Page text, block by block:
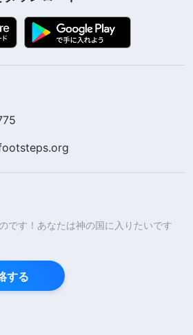
です！あなたは神の国に入りたいです
する